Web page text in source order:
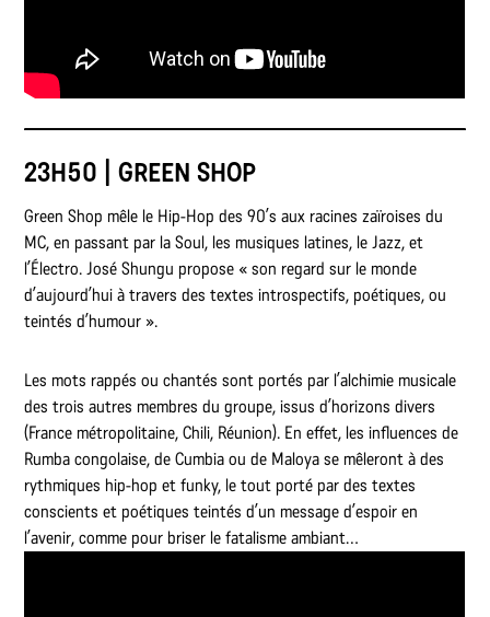
23H50 | GREEN SHOP
Green Shop mêle le Hip-Hop des 90’s aux racines zaïroises du
MC, en passant par la Soul, les musiques latines, le Jazz, et
l’Électro. José Shungu propose « son regard sur le monde
d’aujourd’hui à travers des textes introspectifs, poétiques, ou
teintés d’humour ».
Les mots rappés ou chantés sont portés par l’alchimie musicale
des trois autres membres du groupe, issus d’horizons divers
(France métropolitaine, Chili, Réunion). En effet, les influences de
Rumba congolaise, de Cumbia ou de Maloya se mêleront à des
rythmiques hip-hop et funky, le tout porté par des textes
conscients et poétiques teintés d’un message d’espoir en
l’avenir, comme pour briser le fatalisme ambiant…